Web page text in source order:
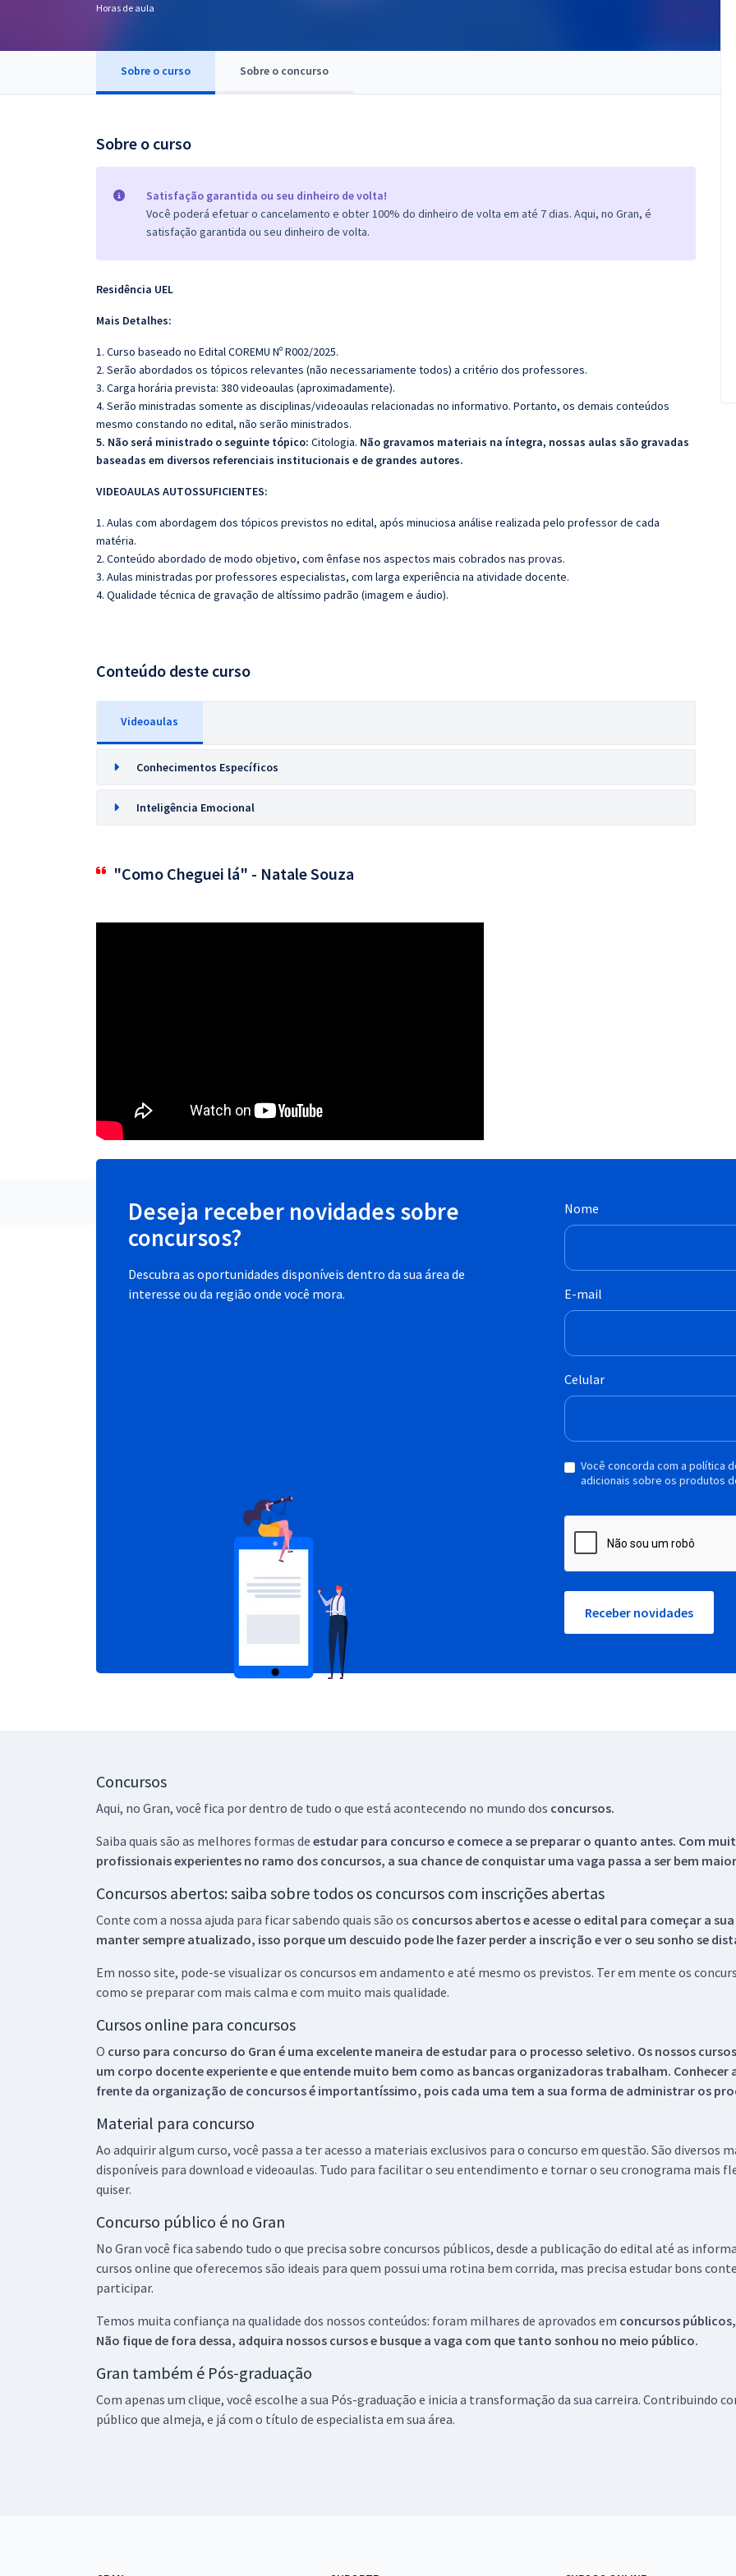
OAB
Questões grátis
Conteúdo gratuito
Horas de aula
Sobre o curso Sobre o concurso
Sobre o curso
Satisfação garantida ou seu dinheiro de volta!
Você poderá efetuar o cancelamento e obter 100% do dinheiro de volta em até 7 dias. Aqui, no Gran, é
satisfação garantida ou seu dinheiro de volta.
Residência UEL
Mais Detalhes:
1. Curso baseado no Edital COREMU Nº R002/2025.
2. Serão abordados os tópicos relevantes (não necessariamente todos) a critério dos professores.
3. Carga horária prevista: 380 videoaulas (aproximadamente).
4. Serão ministradas somente as disciplinas/videoaulas relacionadas no informativo. Portanto, os demais conteúdos
mesmo constando no edital, não serão ministrados.
5. Não será ministrado o seguinte tópico: Citologia. Não gravamos materiais na íntegra, nossas aulas são gravadas
baseadas em diversos referenciais institucionais e de grandes autores.
VIDEOAULAS AUTOSSUFICIENTES:
1. Aulas com abordagem dos tópicos previstos no edital, após minuciosa análise realizada pelo professor de cada
matéria.
2. Conteúdo abordado de modo objetivo, com ênfase nos aspectos mais cobrados nas provas.
3. Aulas ministradas por professores especialistas, com larga experiência na atividade docente.
4. Qualidade técnica de gravação de altíssimo padrão (imagem e áudio).
Conteúdo deste curso
Videoaulas
Conhecimentos Específicos
Inteligência Emocional
"Como Cheguei lá" - Natale Souza
Deseja receber novidades sobre
concursos?
Descubra as oportunidades disponíveis dentro da sua área de
interesse ou da região onde você mora.
Nome
E-mail
Celular
Você concorda com a política
adicionais sobre os produtos
Receber novidades
Concursos
Aqui, no Gran, você fica por dentro de tudo o que está acontecendo no mundo dos concursos.
Saiba quais são as melhores formas de estudar para concurso e comece a se preparar o quanto antes. Com
profissionais experientes no ramo dos concursos, a sua chance de conquistar uma vaga passa a ser bem
Concursos abertos: saiba sobre todos os concursos com inscrições abertas
Conte com a nossa ajuda para ficar sabendo quais são os concursos abertos e acesse o edital para começar a
manter sempre atualizado, isso porque um descuido pode lhe fazer perder a inscrição e ver o seu sonho se
Em nosso site, pode-se visualizar os concursos em andamento e até mesmo os previstos. Ter em mente os
como se preparar com mais calma e com muito mais qualidade.
Cursos online para concursos
O curso para concurso do Gran é uma excelente maneira de estudar para o processo seletivo. Os nossos
um corpo docente experiente e que entende muito bem como as bancas organizadoras trabalham.
frente da organização de concursos é importantíssimo, pois cada uma tem a sua forma de administrar os
Material para concurso
Ao adquirir algum curso, você passa a ter acesso a materiais exclusivos para o concurso em questão. São
disponíveis para download e videoaulas. Tudo para facilitar o seu entendimento e tornar o seu cronograma mais
quiser.
Concurso público é no Gran
No Gran você fica sabendo tudo o que precisa sobre concursos públicos, desde a publicação do edital até as
cursos online que oferecemos são ideais para quem possui uma rotina bem corrida, mas precisa estudar bons
participar.
Temos muita confiança na qualidade dos nossos conteúdos: foram milhares de aprovados em concursos
Não fique de fora dessa, adquira nossos cursos e busque a vaga com que tanto sonhou no meio público.
Gran também é Pós-graduação
Com apenas um clique, você escolhe a sua Pós-graduação e inicia a transformação da sua carreira. Contribuindo
público que almeja, e já com o título de especialista em sua área.